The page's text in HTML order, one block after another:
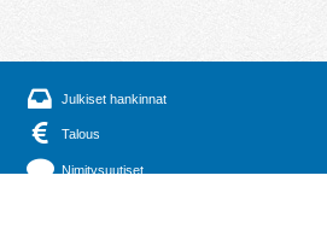
Julkiset hankinnat
Talous
Nimitysuutiset